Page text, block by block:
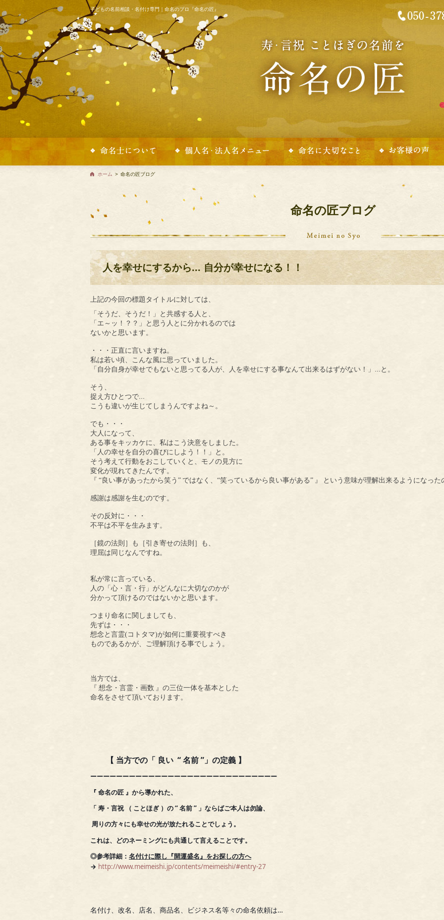
子どもの名前相談・名付け専門｜命名のプロ『命名の匠』
ホーム > 命名の匠ブログ
命名の匠ブログ
人を幸せにするから... 自分が幸せになる！！
上記の今回の標題タイトルに対しては、
「そうだ、そうだ！」と共感する人と、
「エ～ッ！？？」と思う人とに分かれるのでは
ないかと思います。
・・・正直に言いますね。
私は若い頃、こんな風に思っていました。
「自分自身が幸せでもないと思ってる人が、人を幸せにする事なんて出来るはずがない！」 …と。
そう、
捉え方ひとつで…
こうも違いが生じてしまうんですよね～。
でも・・・
大人になって、
ある事をキッカケに、私はこう決意をしました。
「人の幸せを自分の喜びにしよう！！」と。
そう考えて行動をおこしていくと、モノの見方に
変化が現れてきたんです。
『 “良い事があったから笑う” ではなく、“笑っているから良い事がある” 』 という意味が理解出来るようになった
感謝は感謝を生むのです。
その反対に・・・
不平は不平を生みます。
［鏡の法則］も［引き寄せの法則］も、
理屈は同じなんですね。
私が常に言っている、
人の「心・言・行」がどんなに大切なのかが
分かって頂けるのではないかと思います。
つまり命名に関しましても、
先ずは・・・
想念と言霊(コトタマ)が如何に重要視すべき
ものであるかが、ご理解頂ける事でしょう。
当方では、
『 想念・言霊・画数 』の三位一体を基本とした
命名をさせて頂いております。
【 当方での「 良い “ 名前 ”」の定義 】
ーーーーーーーーーーーーーーーーーーーーーーーーーーーーー
『 命名の匠 』から導かれた、
「 寿・言祝 （ ことほぎ ）の“ 名前 ” 」ならばご本人は勿論、
周りの方々にも幸せの光が放たれることでしょう。
これは、どのネーミングにも共通して言えることです。
◎参考詳細： 名付けに際し『開運盛名』をお探しの方へ
→ http://www.meimeishi.jp/contents/meimeishi/#entry-27
名付け、改名、店名、商品名、ビジネス名等々の命名依頼は…